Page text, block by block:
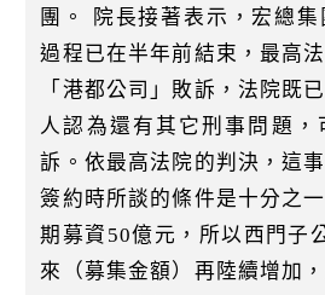
團。 院長接著表示，宏總
過程已在半年前結束，最高
「港都公司」敗訴，法院既
人認為還有其它刑事問題，
訴。依最高法院的判決，這
簽約時所談的條件是十分之
期募資50億元，所以西門子
來（募集金額）再陸續增加